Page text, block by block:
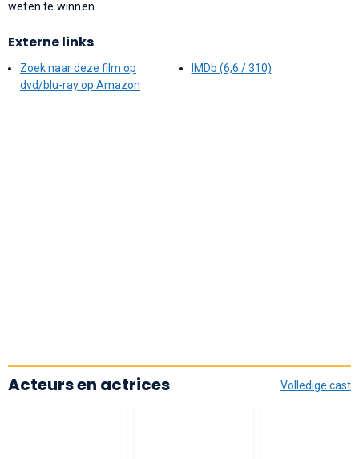
weten te winnen.
Externe links
Zoek naar deze film op
dvd/blu-ray op Amazon
IMDb (6,6 / 310)
Volledige cast
Acteurs en actrices